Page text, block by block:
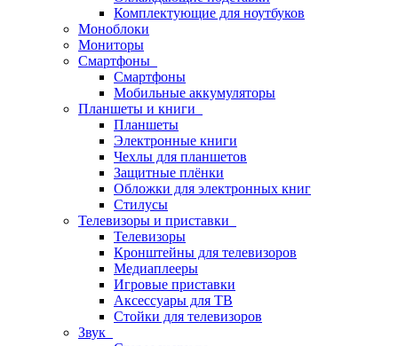
Комплектующие для ноутбуков
Моноблоки
Мониторы
Смартфоны
Смартфоны
Мобильные аккумуляторы
Планшеты и книги
Планшеты
Электронные книги
Чехлы для планшетов
Защитные плёнки
Обложки для электронных книг
Стилусы
Телевизоры и приставки
Телевизоры
Кронштейны для телевизоров
Медиаплееры
Игровые приставки
Аксессуары для ТВ
Стойки для телевизоров
Звук